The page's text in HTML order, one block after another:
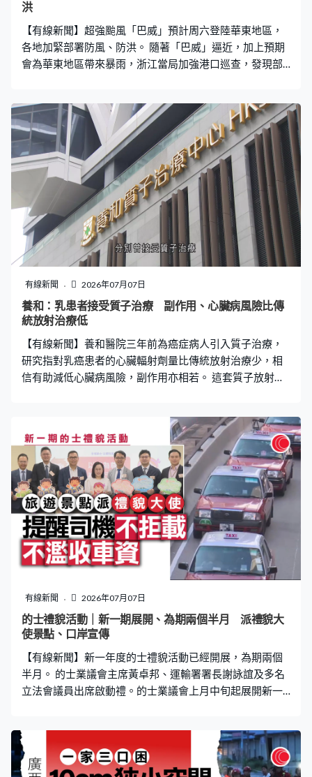
洪
【有線新聞】超強颱風「巴威」預計周六登陸華東地區，
各地加緊部署防風、防洪。 隨著「巴威」逼近，加上預期
會為華東地區帶來暴雨，浙江當局加強港口巡查，發現部
型漁船船員全部上岸。在安徽的港口灣水庫，當局提前洩
洪、騰空水庫以承載「巴威」可能帶來的降雨量。 氣象局
表示「巴威」環流進一步擴大，直徑達1,000公里，屬超強
颱風級別，預計周六會在浙江、福建一帶登陸，呼籲民眾
留意預警、加強防範。
有線新聞 2026年07月07日
養和：乳患者接受質子治療 副作用、心臟病風險比傳
統放射治療低
【有線新聞】養和醫院三年前為癌症病人引入質子治療，
研究指對乳癌患者的心臟輻射劑量比傳統放射治療少，相
信有助減低心臟病風險，副作用亦相若。 這套質子放射治
療的0至3期乳癌患者，各101人，是全亞洲首項此類研
究，顯示兩組存活率均達百分百，未見復發；質子治療副
作用方面，嚴重程度分三級計，出現二至三級放射性皮膚
炎的患者比傳統少3%。 養和質子治療中心主任張天怡：
「大部分的質子治療病人，有70%的病人都只是第一程度
而已，光子治療的病人其實就是66%，是一級程度，兩級
以上程度兩邊都是相等，在統計學上沒有分別，這釋除疑
慮，質子治療比光子治療多副作用。」 研究又指，接受質
子治療的患者，承受的心臟輻射量接近零，比傳統相差20
至40倍，相信有助減低心臟病風險，但需要更長期的追蹤
研究。養和正探討「大劑量少次數」的治療方法，患者要
接受5次的大劑量質子治療，初步數據理想。張天怡：「病
人減少（治療）次數會更方便，治療時間由本來15次、要
會不會每次多了劑量便會多了副作
有線新聞 2026年07月07日
的士禮貌活動｜新一期展開、為期兩個半月 派禮貌大
使景點、口岸宣傳
【有線新聞】新一年度的士禮貌活動已經開展，為期兩個
半月。 的士業議會主席黃卓邦、運輸署署長謝詠誼及多名
立法會議員出席啟動禮。的士業議會上月中旬起展開新一
不拒載、不濫收車資。